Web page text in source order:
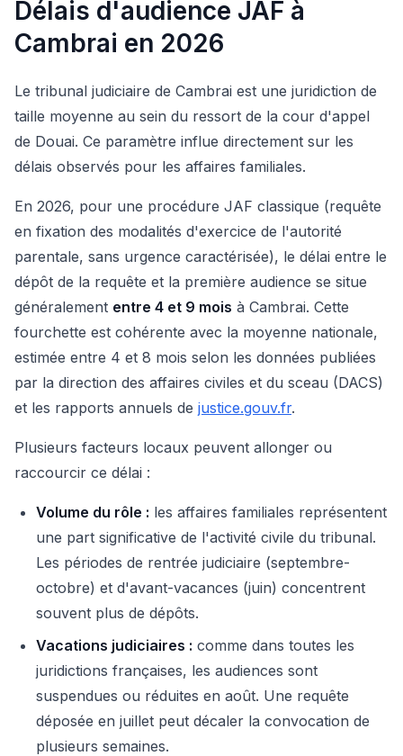
Délais d'audience JAF à
Cambrai en 2026
Le tribunal judiciaire de Cambrai est une juridiction de
taille moyenne au sein du ressort de la cour d'appel
de Douai. Ce paramètre influe directement sur les
délais observés pour les affaires familiales.
En 2026, pour une procédure JAF classique (requête
en fixation des modalités d'exercice de l'autorité
parentale, sans urgence caractérisée), le délai entre le
dépôt de la requête et la première audience se situe
généralement entre 4 et 9 mois à Cambrai. Cette
fourchette est cohérente avec la moyenne nationale,
estimée entre 4 et 8 mois selon les données publiées
par la direction des affaires civiles et du sceau (DACS)
et les rapports annuels de justice.gouv.fr.
Plusieurs facteurs locaux peuvent allonger ou
raccourcir ce délai :
Volume du rôle : les affaires familiales représentent
une part significative de l'activité civile du tribunal.
Les périodes de rentrée judiciaire (septembre-
octobre) et d'avant-vacances (juin) concentrent
souvent plus de dépôts.
Vacations judiciaires : comme dans toutes les
juridictions françaises, les audiences sont
suspendues ou réduites en août. Une requête
déposée en juillet peut décaler la convocation de
plusieurs semaines.